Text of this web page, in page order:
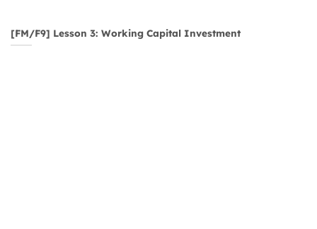
[FM/F9] Lesson 3: Working Capital Investment